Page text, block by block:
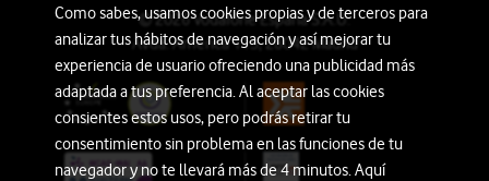
© 2026 Vodafone España S.A.U.
Avda. América 115, 28042 Madrid
Como sabes, usamos cookies propias y de terceros para
analizar tus hábitos de navegación y así mejorar tu
experiencia de usuario ofreciendo una publicidad más
adaptada a tus preferencia. Al aceptar las cookies
consientes estos usos, pero podrás retirar tu
consentimiento sin problema en las funciones de tu
navegador y no te llevará más de 4 minutos. Aquí